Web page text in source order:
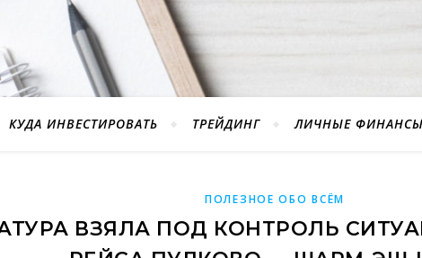
КУДА ИНВЕСТИРОВАТЬ ТРЕЙДИНГ ЛИЧНЫЕ ФИНАНСЫ
ПОЛЕЗНОЕ ОБО ВСЁМ
ВЗЯЛА ПОД КОНТРОЛЬ